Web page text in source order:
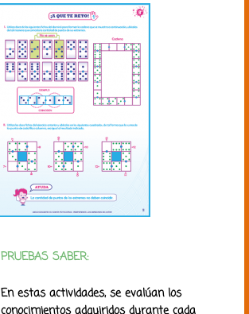
PRUEBAS SABER:
En estas actividades, se evalúan los